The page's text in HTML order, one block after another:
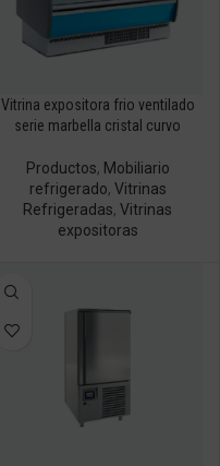
Vitrina expositora frio ventilado
serie marbella cristal curvo
Productos, Mobiliario
refrigerado, Vitrinas
Refrigeradas,Vitrinas
expositoras